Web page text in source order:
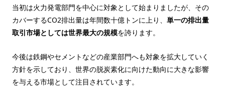
当初は火力発電部門を中心に対象として始まりましたが、その
カバーするCO2排出量は年間数十億トンに上り、 単一の排出量
取引市場としては世界最大の規模を誇ります。
今後は鉄鋼やセメントなどの産業部門へも対象を拡大していく
方針を示しており、世界の脱炭素化に向けた動向に大きな影響
を与える市場として注目されています。